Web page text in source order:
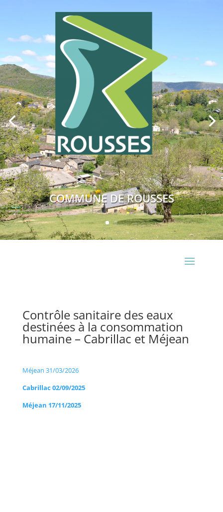
COMMUNE DE ROUSSES
Contrôle sanitaire des eaux
destinées à la consommation
humaine – Cabrillac et Méjean
Méjean 31/03/2026
Cabrillac 02/09/2025
Méjean 17/11/2025